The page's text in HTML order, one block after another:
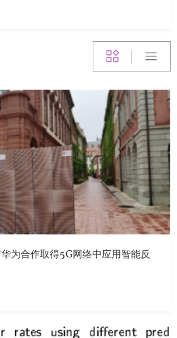
为合作取得5G网络中应用智能反